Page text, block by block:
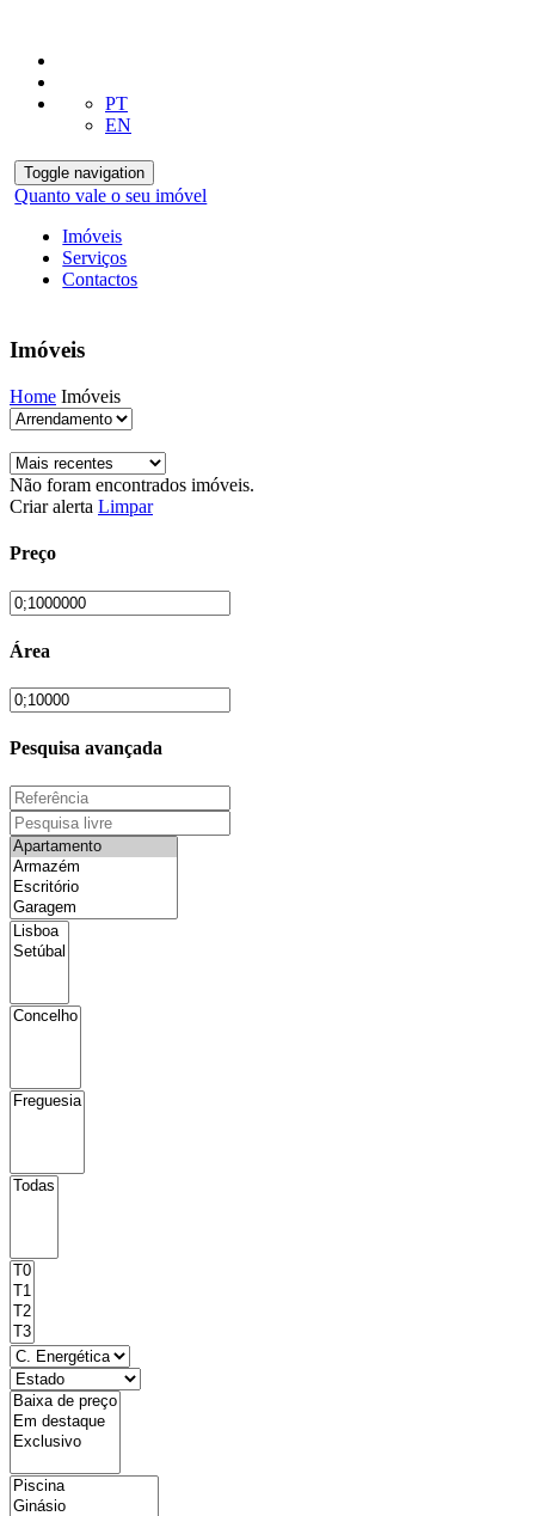
PT
EN
Toggle navigation
Quanto vale o seu imóvel
Imóveis
Serviços
Contactos
Imóveis
Home Imóveis
Não foram encontrados imóveis.
Criar alerta Limpar
Preço
Área
Pesquisa avançada